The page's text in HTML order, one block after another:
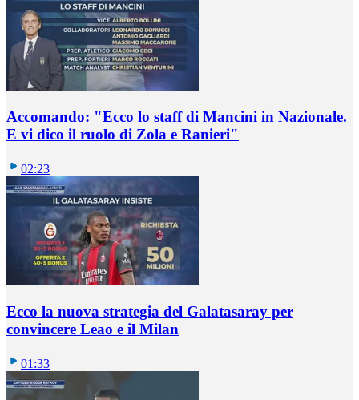
Accomando: "Ecco lo staff di Mancini in Nazionale.
E vi dico il ruolo di Zola e Ranieri"
02:23
Ecco la nuova strategia del Galatasaray per
convincere Leao e il Milan
01:33